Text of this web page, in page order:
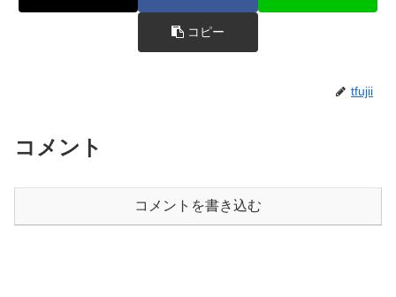
コピー
tfujii
コメント
コメントを書き込む